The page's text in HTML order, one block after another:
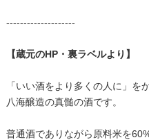
--------------------
【蔵元のHP・裏ラベルより】
「いい酒をより多くの人に」を
八海醸造の真髄の酒です。
普通酒でありながら原料米を